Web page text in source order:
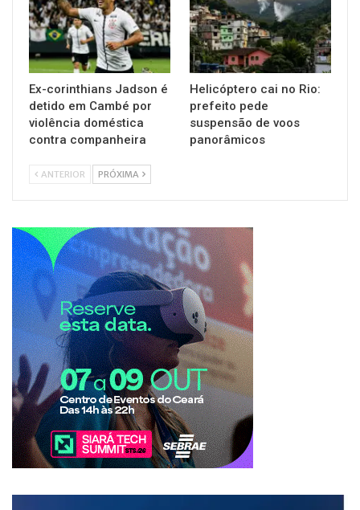
Ex-corinthians Jadson é
detido em Cambé por
violência doméstica
contra companheira
Helicóptero cai no Rio:
prefeito pede
suspensão de voos
panorâmicos
ANTERIOR PRÓXIMA